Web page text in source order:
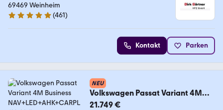
69469 Weinheim
4.9 Sterne
(461)
Kontakt Parken
NEU
Volkswagen Passat Variant 4M
Business NAV+LED+AHK+CARPLAY
21.749 €